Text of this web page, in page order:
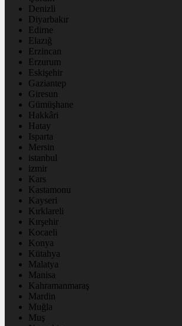
Denizli
Diyarbakır
Edirne
Elazığ
Erzincan
Erzurum
Eskişehir
Gaziantep
Giresun
Gümüşhane
Hakkâri
Hatay
Isparta
Mersin
istanbul
izmir
Kars
Kastamonu
Kayseri
Kırklareli
Kırşehir
Kocaeli
Konya
Kütahya
Malatya
Manisa
Kahramanmaraş
Mardin
Muğla
Muş